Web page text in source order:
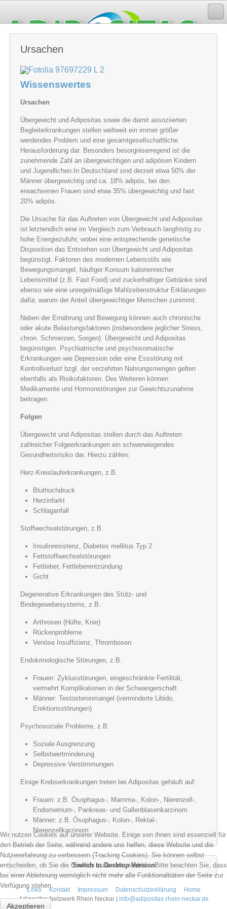
Ursachen
Wissenswertes
Ursachen
Übergewicht und Adipositas sowie die damit assoziierten
Begleiterkrankungen stellen weltweit ein immer größer
werdendes Problem und eine gesamtgesellschaftliche
Herausforderung dar. Besonders besorgniserregend ist die
zunehmende Zahl an übergewichtigen und adipösen Kindern
und Jugendlichen.In Deutschland sind derzeit etwa 50% der
Männer übergewichtig und ca. 18% adipös, bei den
erwachsenen Frauen sind etwa 35% übergewichtig und fast
20% adipös.
Die Ursache für das Auftreten von Übergewicht und Adipositas
ist letztendlich eine im Vergleich zum Verbrauch langfristig zu
hohe Energiezufuhr, wobei eine entsprechende genetische
Disposition das Entstehen von Übergewicht und Adipositas
begünstigt. Faktoren des modernen Lebensstils wie
Bewegungsmangel, häufiger Konsum kalorienreicher
Lebensmittel (z.B. Fast Food) und zuckerhaltiger Getränke sind
ebenso wie eine unregelmäßige Mahlzeitenstruktur Erklärungen
dafür, warum der Anteil übergewichtiger Menschen zunimmt.
Neben der Ernährung und Bewegung können auch chronische
oder akute Belastungsfaktoren (insbesondere jeglicher Stress,
chron. Schmerzen, Sorgen) Übergewicht und Adipositas
begünstigen. Psychiatrische und psychosomatische
Erkrankungen wie Depression oder eine Essstörung mit
Kontrollverlust bzgl. der verzehrten Nahrungsmengen gelten
ebenfalls als Risikofaktoren. Des Weiteren können
Medikamente und Hormonstörungen zur Gewichtszunahme
beitragen.
Folgen
Übergewicht und Adipositas stellen durch das Auftreten
zahlreicher Folgeerkrankungen ein schwerwiegendes
Gesundheitsrisiko dar. Hierzu zählen:
Herz-Kreislauferkrankungen, z.B.
Bluthochdruck
Herzinfarkt
Schlaganfall
Stoffwechselstörungen, z.B.
Insulinresistenz, Diabetes mellitus Typ 2
Fettstoffwechselstörungen
Fettleber, Fettleberentzündung
Gicht
Degenerative Erkrankungen des Stütz- und
Bindegewebesystems, z.B.
Arthrosen (Hüfte, Knie)
Rückenprobleme
Venöse Insuffizienz, Thrombosen
Endokrinologische Störungen, z.B.
Frauen: Zyklusstörungen, eingeschränkte Fertilität,
vermehrt Komplikationen in der Schwangerschaft
Männer: Testosteronmangel (verminderte Libido,
Erektionsstörungen)
Psychosoziale Probleme, z.B.
Soziale Ausgrenzung
Selbstwertminderung
Depressive Verstimmungen
Einige Krebserkrankungen treten bei Adipositas gehäuft auf:
Frauen: z.B. Ösophagus-, Mamma-, Kolon-, Nierenzell-,
Endometrium-, Pankreas- und Gallenblasenkarzinom
Männer: z.B. Ösophagus-, Kolon-, Rektal-,
Nierenzellkarzinom
Switch to Desktop Version
Links Kontakt Impressum Datenschutzerklärung
Home
Adipositas Netzwerk Rhein Neckar | info@adipositas-rhein-neckar.de
Wir nutzen Cookies auf unserer Website. Einige von ihnen sind essenziell für
den Betrieb der Seite, während andere uns helfen, diese Website und die
Nutzererfahrung zu verbessern (Tracking Cookies). Sie können selbst
entscheiden, ob Sie die Cookies zulassen möchten. Bitte beachten Sie, dass
bei einer Ablehnung womöglich nicht mehr alle Funktionalitäten der Seite zur
Verfügung stehen.
Akzeptieren